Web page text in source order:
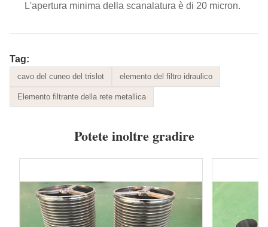
L'apertura minima della scanalatura è di 20 micron.
Tag:
cavo del cuneo del trislot elemento del filtro idraulico
Elemento filtrante della rete metallica
Potete inoltre gradire